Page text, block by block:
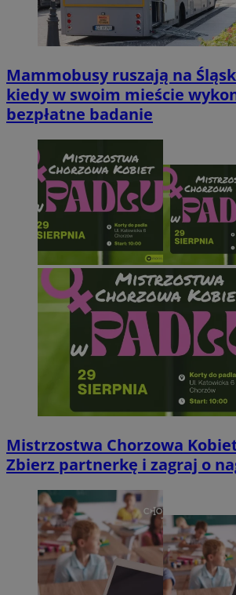
Mammobusy ruszają na
kiedy w swoim mieście
bezpłatne badanie
Mistrzostwa Chorzowa
Zbierz partnerkę i zagraj o